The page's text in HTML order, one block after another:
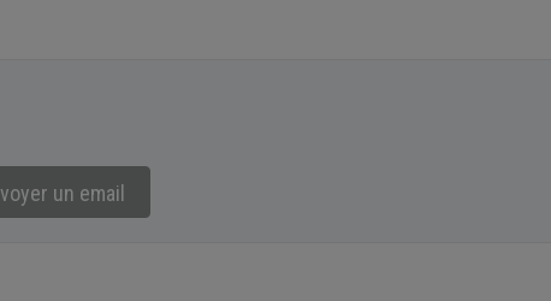
un email